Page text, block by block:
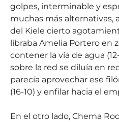
golpes, interminable y
muchas más alternativas,
del Kiele cierto
libraba Amelia Portero en
contener la vía de agua
sobre la red se diluía en
parecía aprovechar ese
(16-10) y enfilar hacia el
En el otro lado, Chema